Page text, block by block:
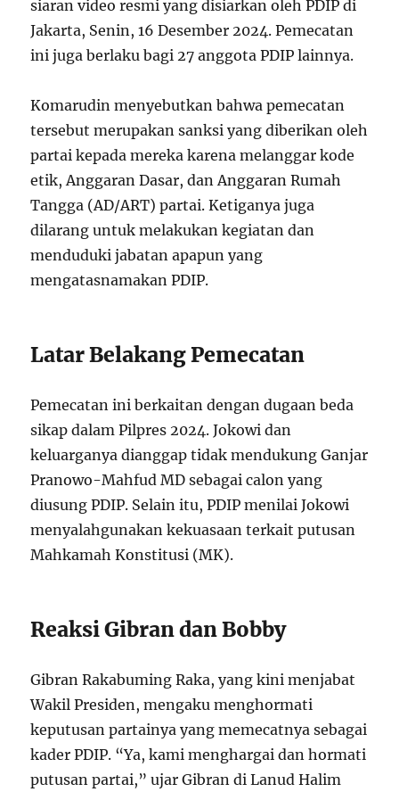
siaran video resmi yang disiarkan oleh PDIP di
Jakarta, Senin, 16 Desember 2024. Pemecatan
ini juga berlaku bagi 27 anggota PDIP lainnya.
Komarudin menyebutkan bahwa pemecatan
tersebut merupakan sanksi yang diberikan oleh
partai kepada mereka karena melanggar kode
etik, Anggaran Dasar, dan Anggaran Rumah
Tangga (AD/ART) partai. Ketiganya juga
dilarang untuk melakukan kegiatan dan
menduduki jabatan apapun yang
mengatasnamakan PDIP.
Latar Belakang Pemecatan
Pemecatan ini berkaitan dengan dugaan beda
sikap dalam Pilpres 2024. Jokowi dan
keluarganya dianggap tidak mendukung Ganjar
Pranowo-Mahfud MD sebagai calon yang
diusung PDIP. Selain itu, PDIP menilai Jokowi
menyalahgunakan kekuasaan terkait putusan
Mahkamah Konstitusi (MK).
Reaksi Gibran dan Bobby
Gibran Rakabuming Raka, yang kini menjabat
Wakil Presiden, mengaku menghormati
keputusan partainya yang memecatnya sebagai
kader PDIP. “Ya, kami menghargai dan hormati
putusan partai,” ujar Gibran di Lanud Halim